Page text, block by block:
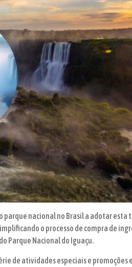
nacional no Brasil a adotar
o processo de compra de
Parque Nacional do Iguaçu.
de atividades especiais e